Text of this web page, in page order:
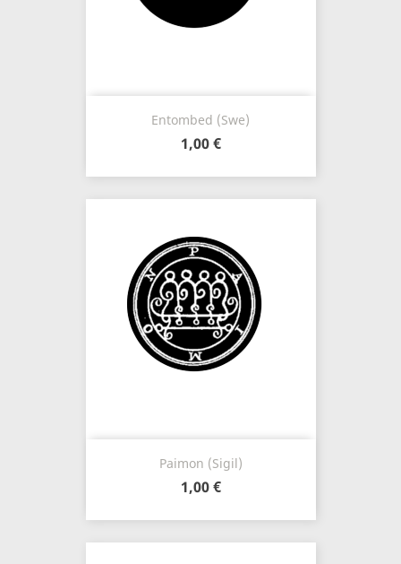
Entombed (Swe)
1,00 €
Paimon (Sigil)
1,00 €